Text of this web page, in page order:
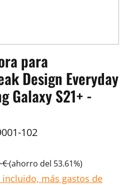
para
Design Everyday
Galaxy S21+ -
102
€(ahorro del 53.61%)
incluido, más gastos de